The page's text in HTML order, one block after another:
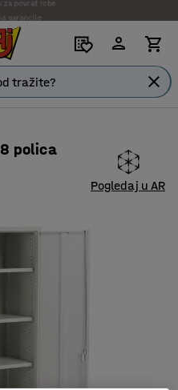
garancije
polica
Pogledaj u AR